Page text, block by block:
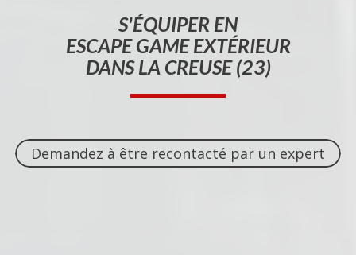
S'ÉQUIPER EN
ESCAPE GAME EXTÉRIEUR
DANS LA CREUSE (23)
Demandez à être recontacté par un expert